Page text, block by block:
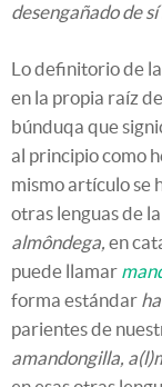
desengañado de
Lo definitorio de
en la propia raíz
búnduqa que
al principio como
mismo artículo se
otras lenguas de
almôndega, en
puede llamar
forma estándar
parientes de
amandongilla,